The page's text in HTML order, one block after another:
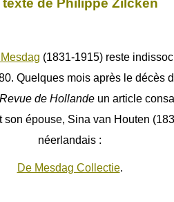
texte de Philippe Zilcken
(1831-1915) reste
Quelques mois après le décès
de Hollandeun article
son épouse, Sina van Houten
néerlandais :
De Mesdag Collectie.